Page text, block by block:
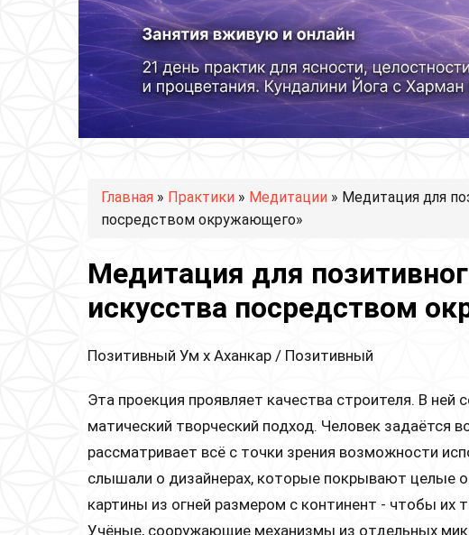
Вы здесь
Главная » Практики » Медитации » Медитация для
посредством окружающего»
Медитация для
искусства посредством
Позитивный Ум х Аханкар / Позитивный
Эта проекция проявляет качества строителя. В
матический творческий подход. Человек задаётся
рассматривает всё с точки зрения возможности
слышали о дизайнерах, которые покрывают целые
картины из огней размером с континент - чтобы их
Учёные, сооружающие механизмы из отдельных